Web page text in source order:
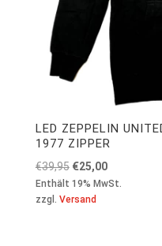
LED ZEPPELIN
1977 ZIPPER
€39,95 Ursprünglicher
Preis
war:
€25,00Aktueller
Preis
Enthält 19% MwSt.
zzgl. Versand